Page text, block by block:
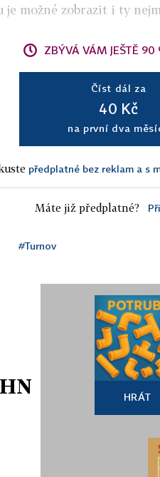
je možné zobrazit i ty
ZBÝVÁ VÁM JEŠTĚ 90
Číst dál za
40 Kč
na první dva
předplatné bez reklam a s
Máte již předplatné?
#Turnov
HRÁT